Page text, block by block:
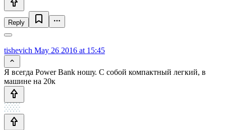
Reply
tishevich May 26 2016 at 15:45
Я всегда Power Bank ношу. С собой компактный легкий, в
машине на 20к